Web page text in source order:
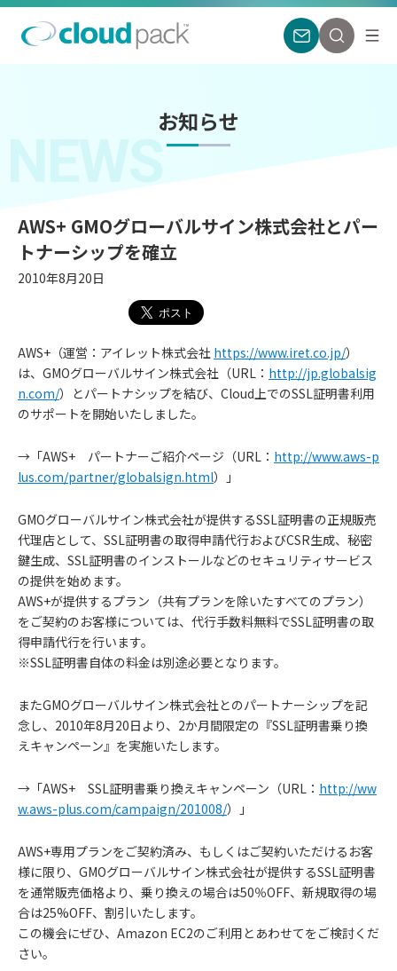
お知らせ
NEWS
AWS+ GMOグローバルサイン株式会社とパー
トナーシップを確立
2010年8月20日
AWS+（運営：アイレット株式会社 https://www.iret.co.jp/）
は、GMOグローバルサイン株式会社（URL： http://jp.globalsig
n.com/）とパートナシップを結び、Cloud上でのSSL証明書利用
のサポートを開始いたしました。
→「AWS+ パートナーご紹介ページ（URL： http://www.aws-p
lus.com/partner/globalsign.html）」
GMOグローバルサイン株式会社が提供するSSL証明書の正規販売
代理店として、SSL証明書の取得申請代行およびCSR生成、秘密
鍵生成、SSL証明書のインストールなどのセキュリティサービス
の提供を始めます。
AWS+が提供するプラン（共有プランを除いたすべてのプラン）
をご契約のお客様については、代行手数料無料でSSL証明書の取
得申請代行を行います。
※SSL証明書自体の料金は別途必要となります。
またGMOグローバルサイン株式会社とのパートナーシップを記
念し、2010年8月20日より、2か月間限定の『SSL証明書乗り換
えキャンペーン』を実施いたします。
→「AWS+ SSL証明書乗り換えキャンペーン（URL： http://ww
w.aws-plus.com/campaign/201008/）」
AWS+専用プランをご契約済み、もしくはご契約いただけるお客
様に限り、GMOグローバルサイン株式会社が提供するSSL証明書
を通常販売価格より、乗り換えの場合は50％OFF、新規取得の場
合は25%OFF、割引いたします。
この機会にぜひ、Amazon EC2のご利用とあわせてをご検討くだ
さい。